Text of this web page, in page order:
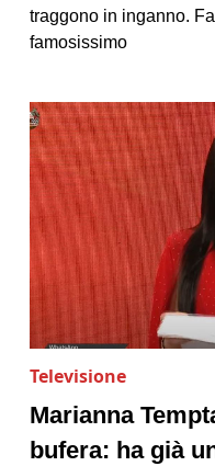
traggono in inganno.
famosissimo
Televisione
Marianna
bufera: ha già